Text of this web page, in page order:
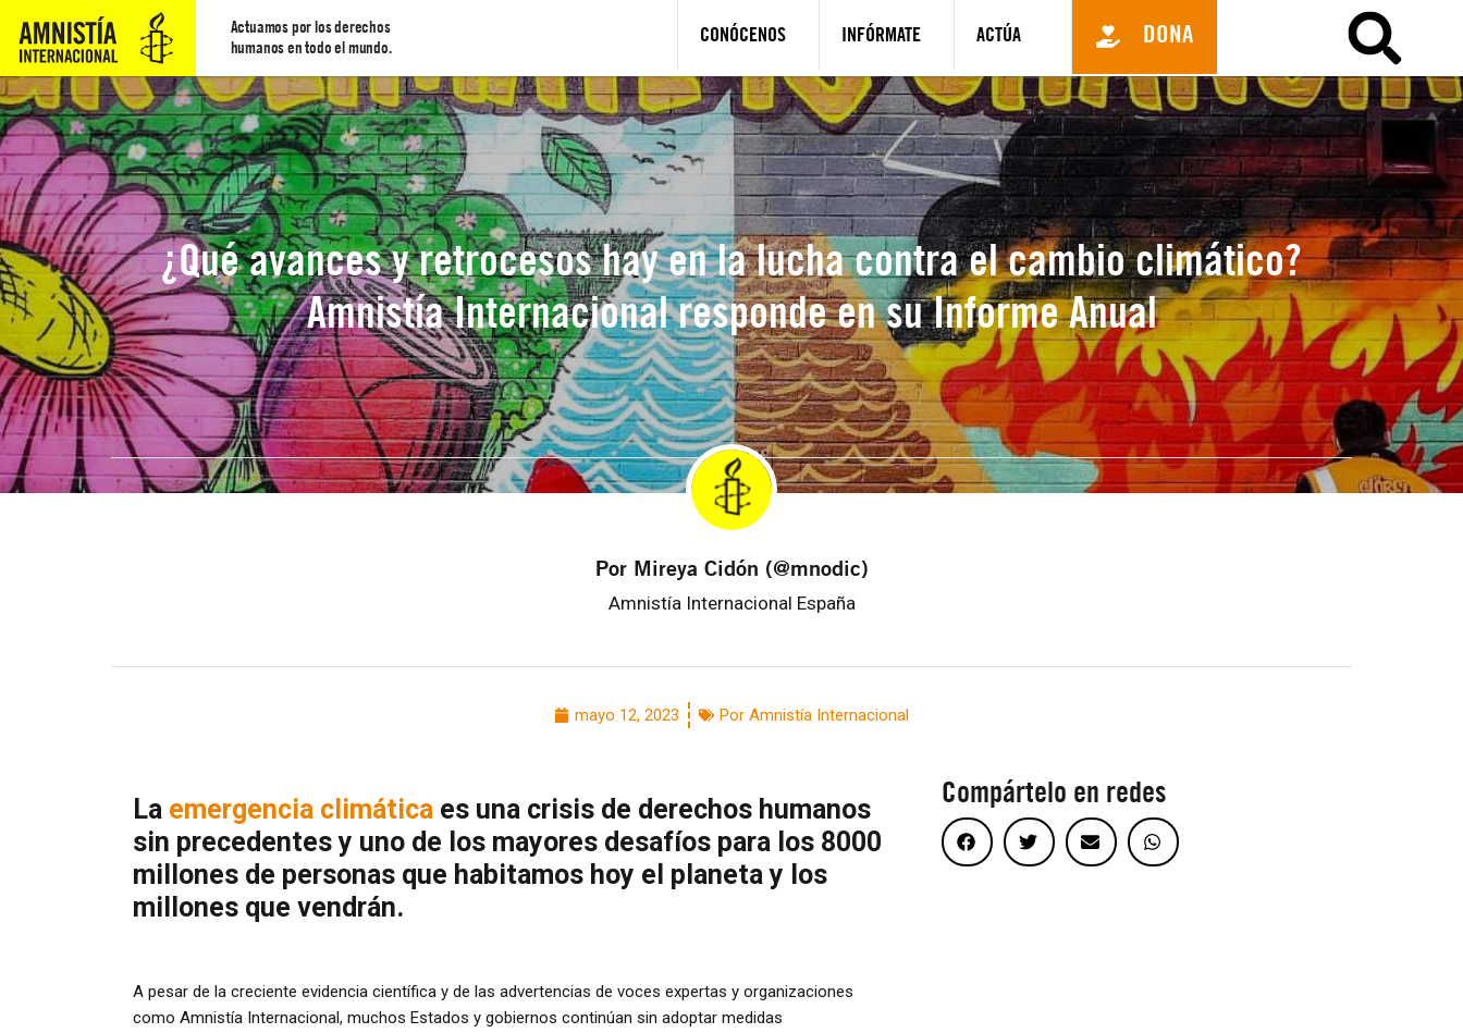
Actuamos por los derechos
humanos en todo el mundo.
CONÓCENOS INFÓRMATE ACTÚA DONA
¿Qué avances y retrocesos hay en la lucha contra el cambio climático?
Amnistía Internacional responde en su Informe Anual
Por Mireya Cidón (@mnodic)
Amnistía Internacional España
mayo 12, 2023 Por Amnistía Internacional
La emergencia climática es una crisis de derechos humanos
sin precedentes y uno de los mayores desafíos para los 8000
millones de personas que habitamos hoy el planeta y los
millones que vendrán.
A pesar de la creciente evidencia científica y de las advertencias de voces expertas y organizaciones
como Amnistía Internacional, muchos Estados y gobiernos continúan sin adoptar medidas
Compártelo en redes